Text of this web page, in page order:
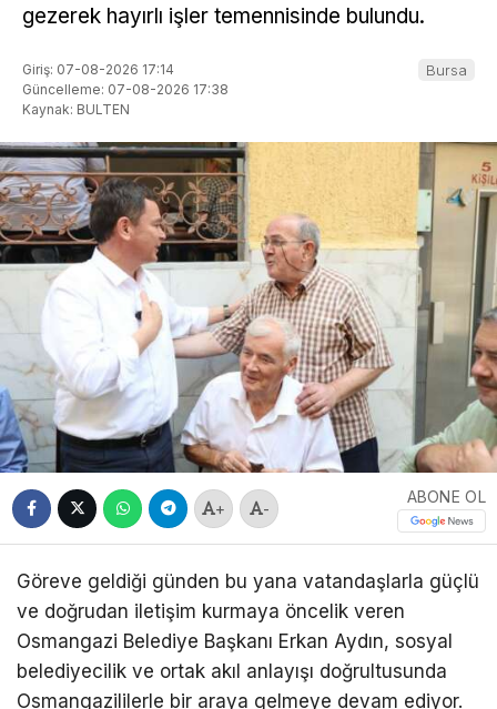
gezerek hayırlı işler temennisinde bulundu.
Giriş: 07-08-2026 17:14
Güncelleme: 07-08-2026 17:38
Kaynak: BULTEN
Bursa
+ -
ABONE OL
Göreve geldiği günden bu yana vatandaşlarla güçlü
ve doğrudan iletişim kurmaya öncelik veren
Osmangazi Belediye Başkanı Erkan Aydın, sosyal
belediyecilik ve ortak akıl anlayışı doğrultusunda
Osmangazililerle bir araya gelmeye devam ediyor.